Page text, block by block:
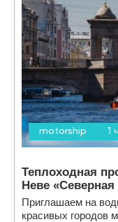
motorship 1
Теплоходная
Неве
Приглашаем на
красивых городов